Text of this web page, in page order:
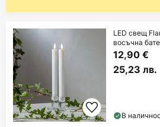
LED свещ
восъчна
12,90 €
25,23 лв.
В